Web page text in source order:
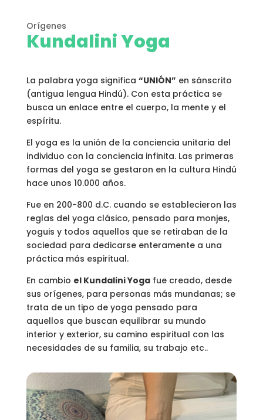
Orígenes
Kundalini Yoga
La palabra yoga significa “UNIÓN” en sánscrito
(antigua lengua Hindú). Con esta práctica se
busca un enlace entre el cuerpo, la mente y el
espíritu.
El yoga es la unión de la conciencia unitaria del
individuo con la conciencia infinita. Las primeras
formas del yoga se gestaron en la cultura Hindú
hace unos 10.000 años.
Fue en 200-800 d.C. cuando se establecieron las
reglas del yoga clásico, pensado para monjes,
yoguis y todos aquellos que se retiraban de la
sociedad para dedicarse enteramente a una
práctica más espiritual.
En cambio el Kundalini Yogafue creado, desde
sus orígenes, para personas más mundanas; se
trata de un tipo de yoga pensado para
aquellos que buscan equilibrar su mundo
interior y exterior, su camino espiritual con las
necesidades de su familia, su trabajo etc..